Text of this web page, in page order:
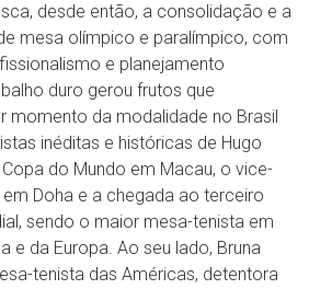
desde então, a consolidação e a
mesa olímpico e paralímpico, com
e planejamento
duro gerou frutos que
momento da modalidade no Brasil
inéditas e históricas de Hugo
do Mundo em Macau, o vice-
Doha e a chegada ao terceiro
sendo o maior mesa-tenista em
e da Europa. Ao seu lado, Bruna
tenista das Américas, detentora